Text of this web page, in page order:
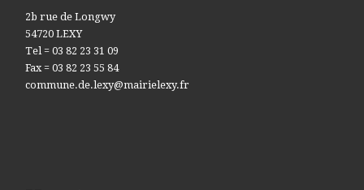
2b rue de Longwy
54720 LEXY
Tel = 03 82 23 31 09
Fax = 03 82 23 55 84
commune.de.lexy@mairielexy.fr